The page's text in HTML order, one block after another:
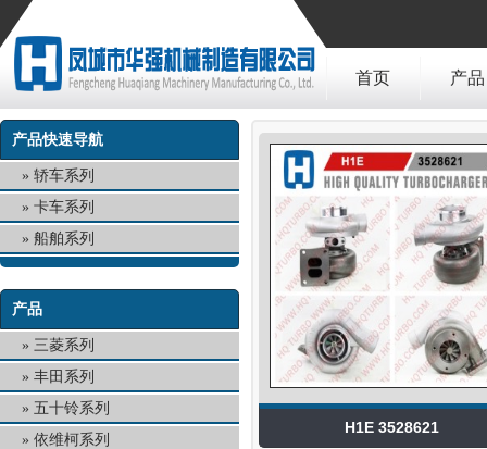
首页 产品
产品快速导航
轿车系列
卡车系列
船舶系列
产品
三菱系列
丰田系列
五十铃系列
依维柯系列
H1E 3528621